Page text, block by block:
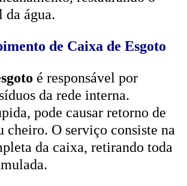
água.
de Caixa de Esgoto
é responsável por
da rede interna.
pode causar retorno de
cheiro. O serviço consiste na
da caixa, retirando toda